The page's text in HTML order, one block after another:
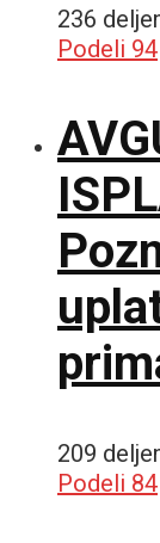
236
Podeli 94
209
Podeli 84